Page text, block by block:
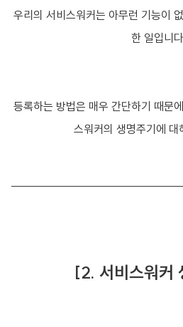
우리의 서비스워커는 아무런 기능이
한 일입니
등록하는 방법은 매우 간단하기 때문
스워커의 생명주기에 대
[2. 서비스워커